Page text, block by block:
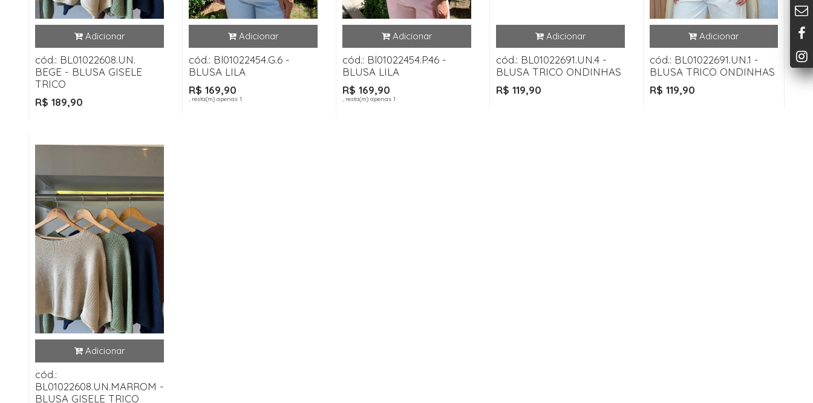
cód.: BL01022608.UN.
BEGE - BLUSA GISELE
TRICO
R$ 189,90
cód.: Bl01022454.G.6 -
BLUSA LILA
R$ 169,90
, resta(m) apenas 1
cód.: Bl01022454.P.46 -
BLUSA LILA
R$ 169,90
, resta(m) apenas 1
cód.: BL01022691.UN.4 -
BLUSA TRICO ONDINHAS
R$ 119,90
cód.: BL01022691.UN.1 -
BLUSA TRICO ONDINHAS
R$ 119,90
cód.:
BL01022608.UN.MARROM -
BLUSA GISELE TRICO